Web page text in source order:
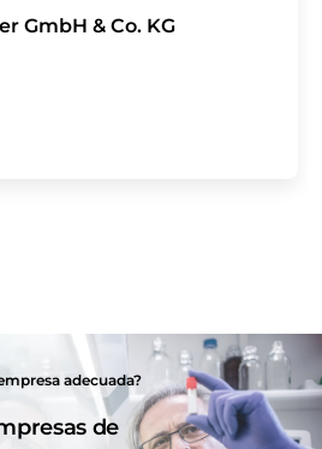
GmbH & Co. KG
adecuada?
de